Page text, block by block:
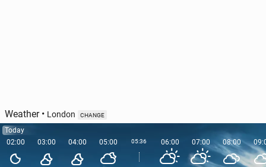
Weather• London CHANGE
Today
02:00
03:00 04:00 05:00 05:36 06:00 07:00 08:00